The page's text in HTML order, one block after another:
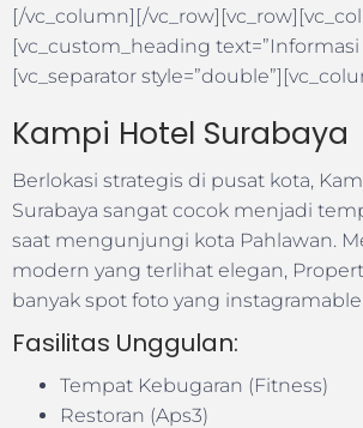
[/vc_column][/
[vc_custom_heading text=”Informasi
[vc_separator
Kampi Hotel Surabaya
Berlokasi strategis di pusat kota,
Surabaya sangat cocok menjadi
saat mengunjungi kota Pahlawan.
modern yang terlihat elegan,
banyak spot foto yang instagramable.
Fasilitas Unggulan:
Tempat Kebugaran (Fitness)
Restoran (Aps3)